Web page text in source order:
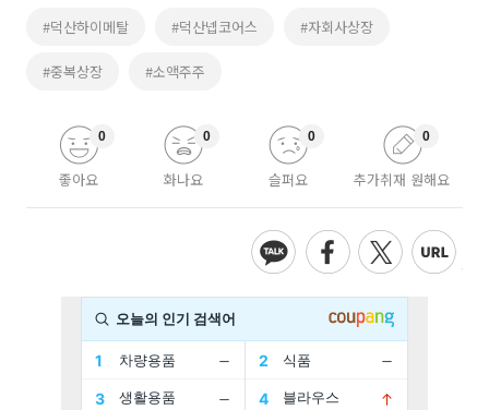
#덕산하이메탈 #덕산넵코어스 #자회사상장
#중복상장 #소액주주
좋아요
0
화나요
0
슬퍼요
0
추가취재 원해요
0